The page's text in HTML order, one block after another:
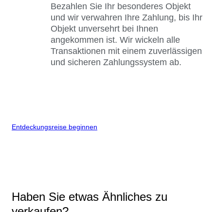
Bezahlen Sie Ihr besonderes Objekt
und wir verwahren Ihre Zahlung, bis Ihr
Objekt unversehrt bei Ihnen
angekommen ist. Wir wickeln alle
Transaktionen mit einem zuverlässigen
und sicheren Zahlungssystem ab.
Entdeckungsreise beginnen
Haben Sie etwas Ähnliches zu